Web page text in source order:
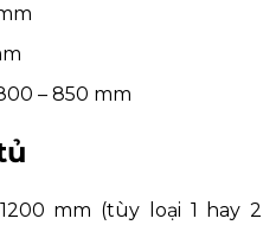
– 850 mm
mm (tùy loại 1 hay 2